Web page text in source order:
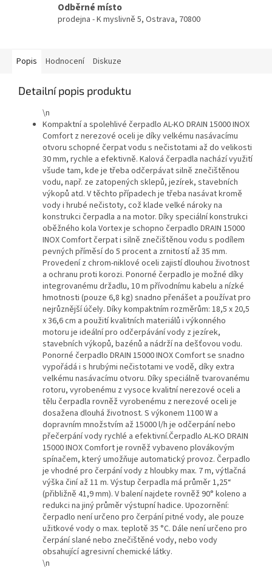
Odběrné místo
prodejna - K myslivně 5, Ostrava, 70800
Popis Hodnocení Diskuze
Detailní popis produktu
\n
Kompaktní a spolehlivé čerpadlo AL-KO DRAIN 15000 INOX
Comfort z nerezové oceli je díky velkému nasávacímu
otvoru schopné čerpat vodu s nečistotami až do velikosti
30 mm, rychle a efektivně. Kalová čerpadla nachází využití
všude tam, kde je třeba odčerpávat silně znečištěnou
vodu, např. ze zatopených sklepů, jezírek, stavebních
výkopů atd. V těchto případech je třeba nasávat kromě
vody i hrubé nečistoty, což klade velké nároky na
konstrukci čerpadla a na motor. Díky speciální konstrukci
oběžného kola Vortex je schopno čerpadlo DRAIN 15000
INOX Comfort čerpat i silně znečištěnou vodu s podílem
pevných příměsí do 5 procent a zrnitostí až 35 mm.
Provedení z chrom-niklové oceli zajistí dlouhou životnost
a ochranu proti korozi. Ponorné čerpadlo je možné díky
integrovanému držadlu, 10 m přívodnímu kabelu a nízké
hmotnosti (pouze 6,8 kg) snadno přenášet a používat pro
nejrůznější účely. Díky kompaktním rozměrům: 18,5 x 20,5
x 36,6 cm a použití kvalitních materiálů i výkonného
motoru je ideální pro odčerpávání vody z jezírek,
stavebních výkopů, bazénů a nádrží na dešťovou vodu.
Ponorné čerpadlo DRAIN 15000 INOX Comfort se snadno
vypořádá i s hrubými nečistotami ve vodě, díky extra
velkému nasávacímu otvoru. Díky speciálně tvarovanému
rotoru, vyrobenému z vysoce kvalitní nerezové oceli a
tělu čerpadla rovněž vyrobenému z nerezové oceli je
dosažena dlouhá životnost. S výkonem 1100 W a
dopravním množstvím až 15000 l/h je odčerpání nebo
přečerpání vody rychlé a efektivní.Čerpadlo AL-KO DRAIN
15000 INOX Comfort je rovněž vybaveno plovákovým
spínačem, který umožňuje automatický provoz. Čerpadlo
je vhodné pro čerpání vody z hloubky max. 7 m, výtlačná
výška činí až 11 m. Výstup čerpadla má průměr 1,25“
(přibližně 41,9 mm). V balení najdete rovněž 90° koleno a
redukci na jiný průměr výstupní hadice. Upozornění:
čerpadlo není určeno pro čerpání pitné vody, ale pouze
užitkové vody o max. teplotě 35 °C. Dále není určeno pro
čerpání slané nebo znečištěné vody, nebo vody
obsahující agresivní chemické látky.
\n